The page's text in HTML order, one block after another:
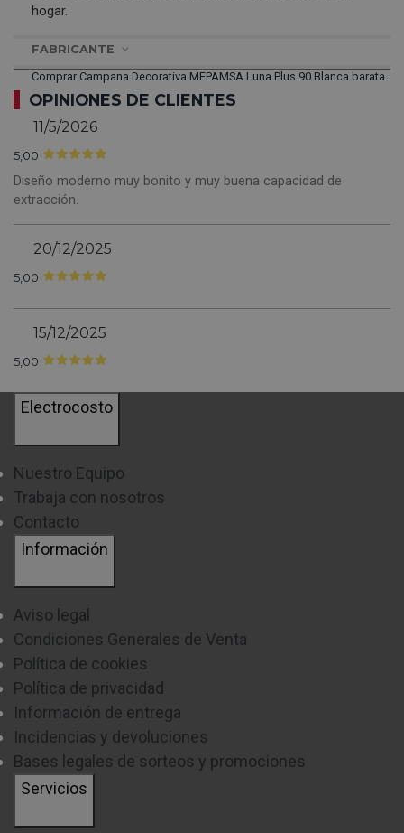
hogar.
FABRICANTE
Comprar Campana Decorativa MEPAMSA Luna Plus 90 Blanca barata.
OPINIONES DE CLIENTES
11/5/2026
5,00
Diseño moderno muy bonito y muy buena capacidad de
extracción.
20/12/2025
5,00
15/12/2025
5,00
Electrocosto
Nuestro Equipo
Trabaja con nosotros
Contacto
Información
Aviso legal
Condiciones Generales de Venta
Política de cookies
Política de privacidad
Información de entrega
Incidencias y devoluciones
Bases legales de sorteos y promociones
Servicios